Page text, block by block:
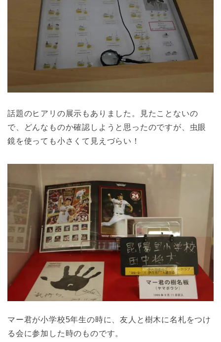
話題のヒアリの展示もありました。見たことないの
で、どんなものか確認しようと思ったのですが、虫眼
鏡を使っても小さくて見えづらい！
マー君が小学校5年生の時に、友人と樹木に名札をつけ
る会に参加した時のものです。